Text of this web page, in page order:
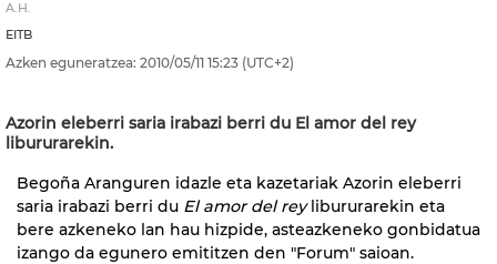
A.H.
EITB
Azken eguneratzea: 2010/05/11 15:23 (UTC+2)
Azorin eleberri saria irabazi berri du El amor del rey
libururarekin.
Begoña Aranguren idazle eta kazetariak Azorin eleberri
saria irabazi berri du El amor del reylibururarekin eta
bere azkeneko lan hau hizpide, asteazkeneko gonbidatua
izango da egunero emititzen den "Forum" saioan.